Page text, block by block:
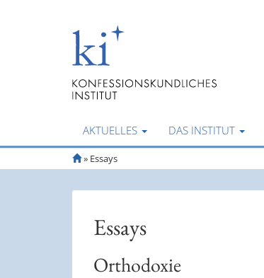
AKTUELLES DAS INSTITUT
S
t
» Essays
Essays
Orthodoxie